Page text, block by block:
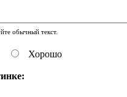
обычный текст.
Хорошо